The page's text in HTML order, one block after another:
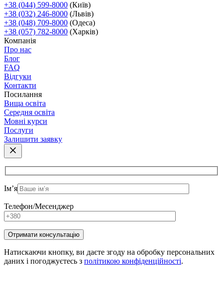
+38 (044) 599-8000 (Київ)
+38 (032) 246-8000 (Львів)
+38 (048) 709-8000 (Одеса)
+38 (057) 782-8000 (Харків)
Компанія
Про нас
Блог
FAQ
Відгуки
Контакти
Посилання
Вища освіта
Середня освіта
Мовні курси
Послуги
Залишити заявку
Ім’я
Телефон/Месенджер
Натискаючи кнопку, ви даєте згоду на обробку персональних
даних і погоджуєтесь з політикою конфіденційності.